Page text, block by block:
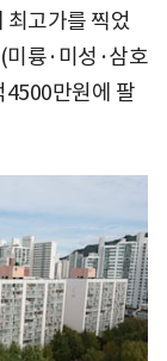
최고가를 찍었
미륭·미성·삼호
4500만원에 팔